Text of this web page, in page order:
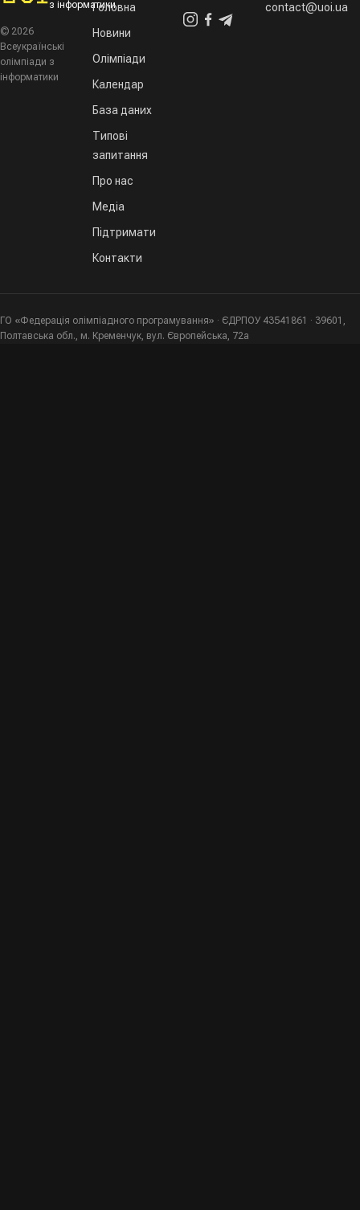
з інформатики
© 2026
Всеукраїнські
олімпіади з
інформатики
Головна
Новини
Олімпіади
Календар
База даних
Типові
запитання
Про нас
Медіа
Підтримати
Контакти
contact@uoi.ua
ГО «Федерація олімпіадного програмування» · ЄДРПОУ 43541861 · 39601,
Полтавська обл., м. Кременчук, вул. Європейська, 72а